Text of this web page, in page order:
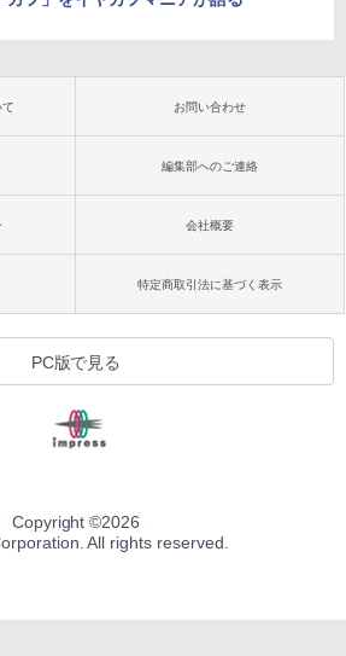
お問い合わせ
編集部へのご連絡
会社概要
特定商取引法に基づく表示
PC版で見る
Copyright ©2026
All rights reserved.